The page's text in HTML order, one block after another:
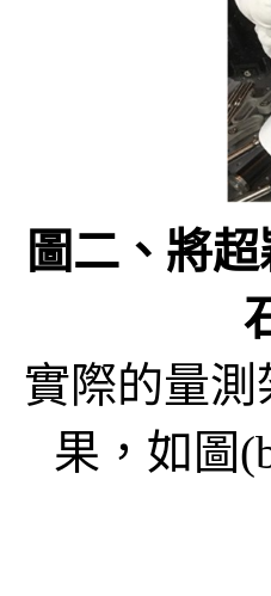
圖二、將
實際的量測
果，如圖